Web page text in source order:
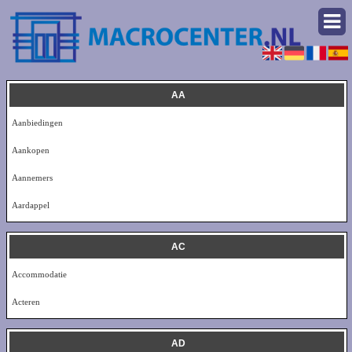
AA
Aanbiedingen
Aankopen
Aannemers
Aardappel
AC
Accommodatie
Acteren
AD